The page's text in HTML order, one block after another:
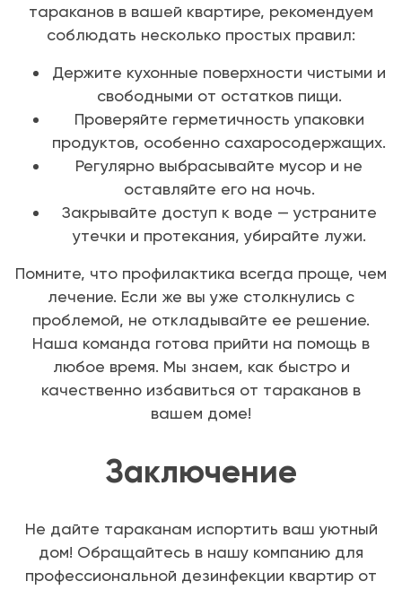
тараканов в вашей квартире, рекомендуем
соблюдать несколько простых правил:
Держите кухонные поверхности чистыми и
свободными от остатков пищи.
Проверяйте герметичность упаковки
продуктов, особенно сахаросодержащих.
Регулярно выбрасывайте мусор и не
оставляйте его на ночь.
Закрывайте доступ к воде — устраните
утечки и протекания, убирайте лужи.
Помните, что профилактика всегда проще, чем
лечение. Если же вы уже столкнулись с
проблемой, не откладывайте ее решение.
Наша команда готова прийти на помощь в
любое время. Мы знаем, как быстро и
качественно избавиться от тараканов в
вашем доме!
Заключение
Не дайте тараканам испортить ваш уютный
дом! Обращайтесь в нашу компанию для
профессиональной дезинфекции квартир от